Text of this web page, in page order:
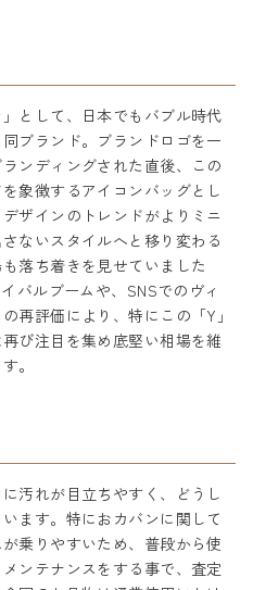
として、日本でもバブル時代
ブランド。ブランドロゴを一
ンディングされた直後、この
象徴するアイコンバッグとし
ザインのトレンドがよりミニ
ないスタイルへと移り変わる
落ち着きを見せていました
バルブームや、SNSでのヴィ
再評価により、特にこの「Y」
び注目を集め底堅い相場を維
。
汚れが目立ちやすく、どうし
ます。特におカバンに関して
乗りやすいため、普段から使
ンテナンスをする事で、査定